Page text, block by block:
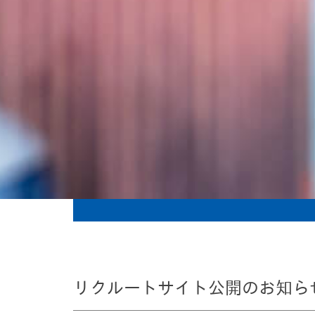
リクルートサイト公開のお知ら